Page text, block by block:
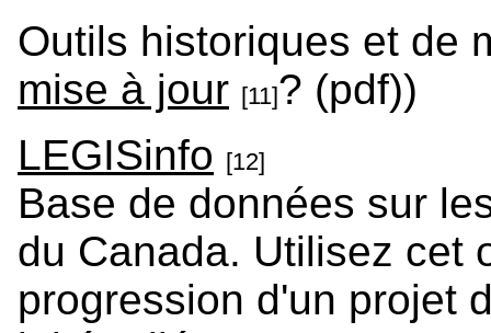
Outils historiques et de
mise à jour [11]? (pdf))
LEGISinfo [12]
Base de données sur
du Canada. Utilisez cet
progression d'un projet